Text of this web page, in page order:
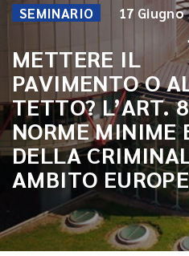
SEMINARIO 17 Giugno
METTERE IL
PAVIMENTO O
TETTO? L’ART.
NORME MINIME
DELLA
AMBITO